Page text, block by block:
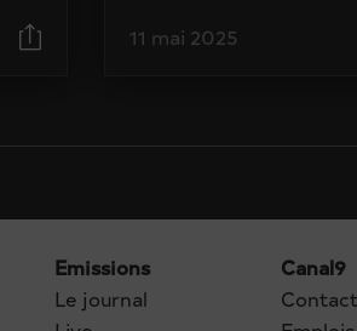
11 mai 2025
Emissions
Le journal
Canal9
Contact